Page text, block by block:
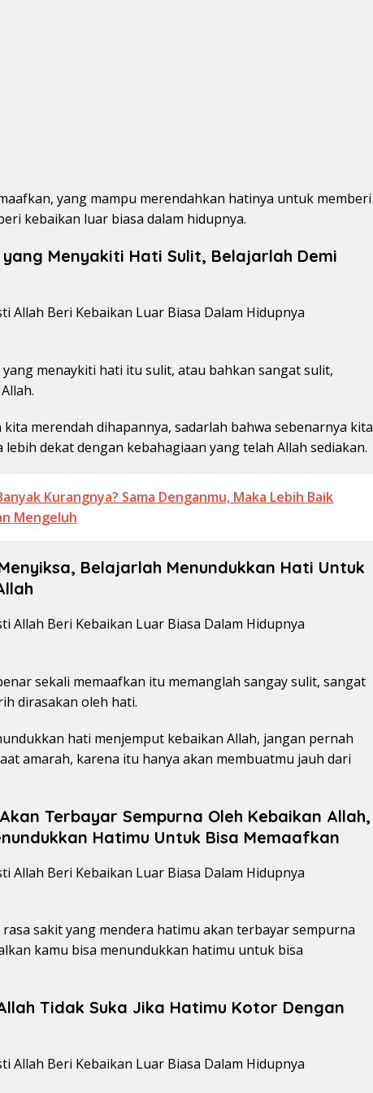
yang mampu merendahkan hatinya untuk memberi
kebaikan luar biasa dalam hidupnya.
Menyakiti Hati Sulit, Belajarlah Demi
menaykiti hati itu sulit, atau bahkan sangat sulit,
merendah dihapannya, sadarlah bahwa sebenarnya kita
dekat dengan kebahagiaan yang telah Allah sediakan.
Kurangnya? Sama Denganmu, Maka Lebih Baik
Mengeluh
Belajarlah Menundukkan Hati Untuk
sekali memaafkan itu memanglah sangay sulit, sangat
dirasakan oleh hati.
hati menjemput kebaikan Allah, jangan pernah
amarah, karena itu hanya akan membuatmu jauh dari
Terbayar Sempurna Oleh Kebaikan Allah,
Hatimu Untuk Bisa Memaafkan
sakit yang mendera hatimu akan terbayar sempurna
kamu bisa menundukkan hatimu untuk bisa
Tidak Suka Jika Hatimu Kotor Dengan